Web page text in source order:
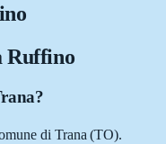
Ruffino
di Trana (TO).